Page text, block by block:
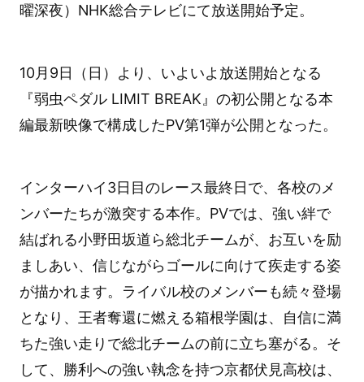
曜深夜）NHK総合テレビにて放送開始予定。
10月9日（日）より、いよいよ放送開始となる
『弱虫ペダル LIMIT BREAK』の初公開となる本
編最新映像で構成したPV第1弾が公開となった。
インターハイ3日目のレース最終日で、各校のメ
ンバーたちが激突する本作。PVでは、強い絆で
結ばれる小野田坂道ら総北チームが、お互いを励
ましあい、信じながらゴールに向けて疾走する姿
が描かれます。ライバル校のメンバーも続々登場
となり、王者奪還に燃える箱根学園は、自信に満
ちた強い走りで総北チームの前に立ち塞がる。そ
して、勝利への強い執念を持つ京都伏見高校は、